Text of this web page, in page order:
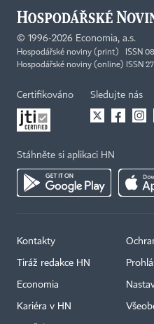
© 1996-2026 Economia, a.s.
Hospodářské noviny (print) ISSN
Hospodářské noviny (online) ISSN
Certifikováno Sledujte nás
Stáhněte si aplikaci HN
Kontakty
Tiráž redakce HN
Economia
Kariéra v HN